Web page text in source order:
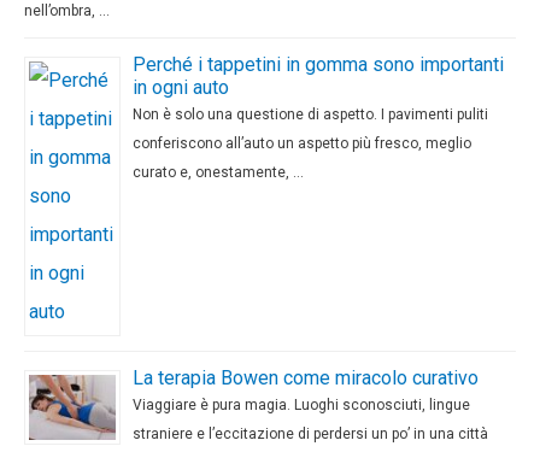
nell’ombra, …
Perché i tappetini in gomma sono importanti
in ogni auto
Non è solo una questione di aspetto. I pavimenti puliti
conferiscono all’auto un aspetto più fresco, meglio
curato e, onestamente, …
La terapia Bowen come miracolo curativo
Viaggiare è pura magia. Luoghi sconosciuti, lingue
straniere e l’eccitazione di perdersi un po’ in una città